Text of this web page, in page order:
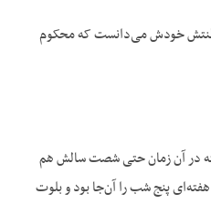
خودش می‌دانست که محکوم
در آن زمان حتی شصت سالش هم
پنج شب را آن‌جا بود و بلوت